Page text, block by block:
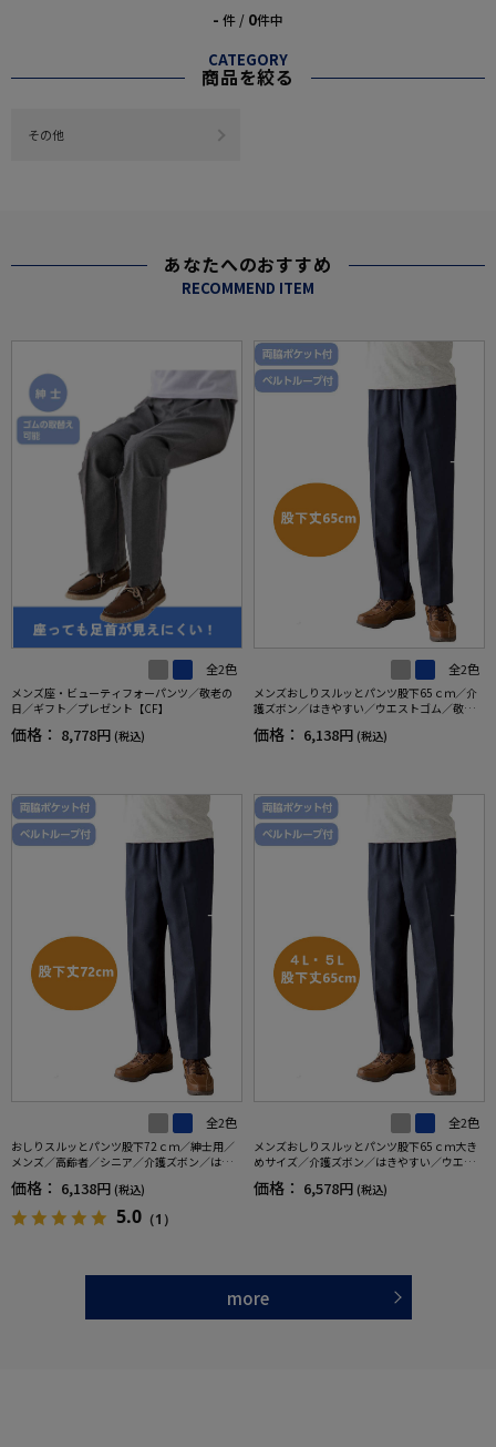
- 件 / 0件中
CATEGORY
商品を絞る
その他
あなたへのおすすめ
RECOMMEND ITEM
全2色
メンズ座・ビューティフォーパンツ／敬老の
日／ギフト／プレゼント【CF】
価格： 8,778円 (税込)
全2色
メンズおしりスルッとパンツ股下65ｃｍ／介
護ズボン／はきやすい／ウエストゴム／敬老
の日／ギフト／プレゼント【CF】
価格： 6,138円 (税込)
全2色
おしりスルッとパンツ股下72ｃｍ／紳士用／
メンズ／高齢者／シニア／介護ズボン／はき
やすい／ウエストゴム／敬老の日／ギフト／
プレゼント【CF】
価格： 6,138円 (税込)
5.0 （1）
全2色
メンズおしりスルッとパンツ股下65ｃｍ大き
めサイズ／介護ズボン／はきやすい／ウエス
トゴム／敬老の日／ギフト／プレゼント【C
F】
価格： 6,578円 (税込)
more